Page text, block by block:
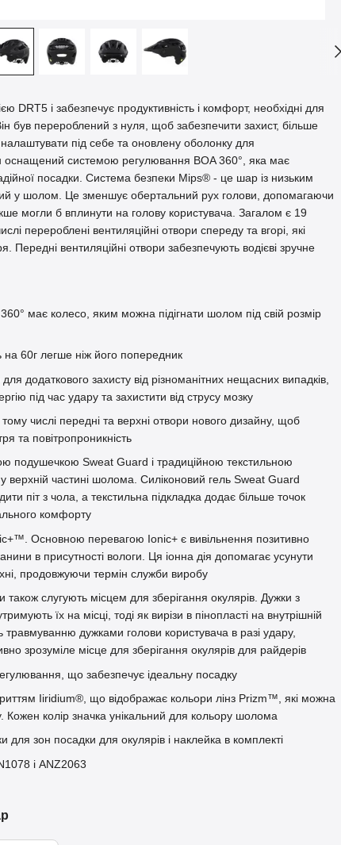
DRT5 і забезпечує продуктивність і комфорт, необхідні для
був перероблений з нуля, щоб забезпечити захист, більше
під себе та оновлену оболонку для
оснащений системою регулювання BOA 360°, яка має
посадки. Система безпеки Mips® - це шар із низьким
у шолом. Це зменшує обертальний рух голови, допомагаючи
могли б вплинути на голову користувача. Загалом є 19
перероблені вентиляційні отвори спереду та вгорі, які
Передні вентиляційні отвори забезпечують водієві зручне
має колесо, яким можна підігнати шолом під свій розмір
60г легше ніж його попередник
додаткового захисту від різноманітних нещасних випадків,
під час удару та захистити від струсу мозку
числі передні та верхні отвори нового дизайну, щоб
та повітропроникність
подушечкою Sweat Guard і традиційною текстильною
верхній частині шолома. Силіконовий гель Sweat Guard
піт з чола, а текстильна підкладка додає більше точок
комфорту
Основною перевагою Ionic+ є вивільнення позитивно
в присутності вологи. Ця іонна дія допомагає усунути
продовжуючи термін служби виробу
також слугують місцем для зберігання окулярів. Дужки з
їх на місці, тоді як вирізи в пінопласті на внутрішній
травмуванню дужками голови користувача в разі удару,
зрозуміле місце для зберігання окулярів для райдерів
що забезпечує ідеальну посадку
Iiridium®, що відображає кольори лінз Prizm™, які можна
Кожен колір значка унікальний для кольору шолома
зон посадки для окулярів і наклейка в комплекті
і ANZ2063